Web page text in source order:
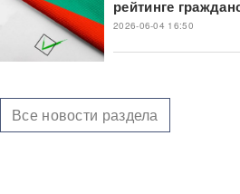
рейтинге
2026-06-04 16:50
Все новости раздела